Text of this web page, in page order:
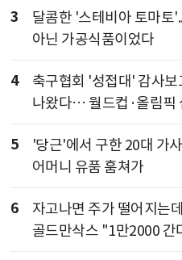
3
달콤한 '스테비아 토마토
아닌 가공식품이었다
4
축구협회 '성접대' 감사보
나왔다… 월드컵·올림픽
5
'당근'에서 구한 20대 가
어머니 유품 훔쳐가
6
자고나면 주가 떨어지는
골드만삭스 "1만2000 간